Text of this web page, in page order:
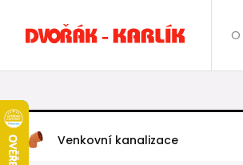
Venkovní kanalizace